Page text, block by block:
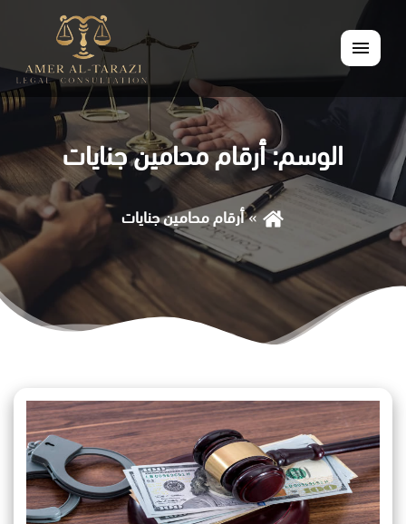
القائمة
الوسم:أرقام محامين جنايات
أرقام محامين جنايات